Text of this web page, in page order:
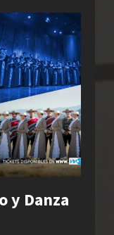
y Danza